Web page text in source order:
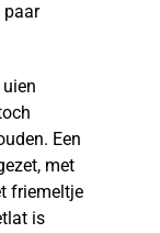
paar
Een
met
friemeltje
is